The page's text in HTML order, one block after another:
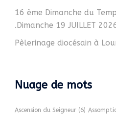
16 ème Dimanche du
.Dimanche 19 JUILLET
Pèlerinage diocésain à
Nuage de mots
Ascension du Seigneur (6)